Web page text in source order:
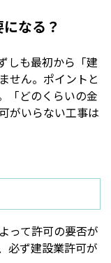
なる？
しも最初から「建
せん。ポイントと
「どのくらいの金
がいらない工事は
って許可の要否が
必ず建設業許可が